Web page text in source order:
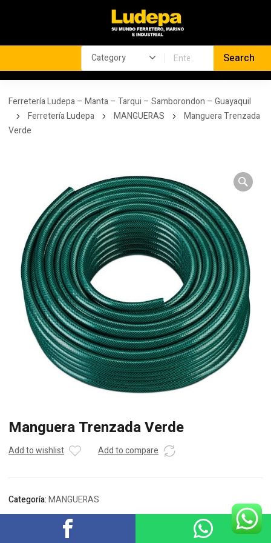
Ferretería Ludepa – Manta – Tarqui – Samborondon – Guayaquil
Ferretería Ludepa
MANGUERAS
Manguera Trenzada
Verde
Manguera Trenzada Verde
Add to wishlist Add to compare
Categoría:MANGUERAS